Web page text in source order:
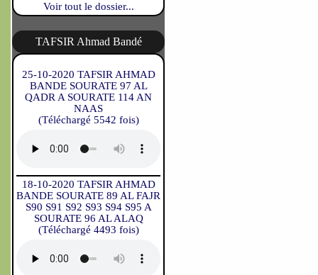
Voir tout le dossier...
TAFSIR Ahmad Bandé
25-10-2020 TAFSIR AHMAD
BANDE SOURATE 97 AL
QADR A SOURATE 114 AN
NAAS
(Téléchargé 5542 fois)
18-10-2020 TAFSIR AHMAD
BANDE SOURATE 89 AL FAJR
S90 S91 S92 S93 S94 S95 A
SOURATE 96 AL ALAQ
(Téléchargé 4493 fois)